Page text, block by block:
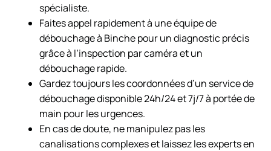
spécialiste.
Faites appel rapidement à une équipe de
débouchage à Binche pour un diagnostic précis
grâce à l’inspection par caméra et un
débouchage rapide.
Gardez toujours les coordonnées d’un service de
débouchage disponible 24h/24 et 7j/7 à portée de
main pour les urgences.
En cas de doute, ne manipulez pas les
canalisations complexes et laissez les experts en